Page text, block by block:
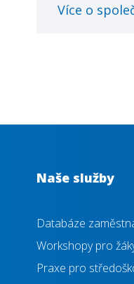
Více o
Naše služby
Databáze
Workshopy pro
Praxe pro